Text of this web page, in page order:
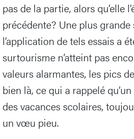
pas de la partie, alors qu’elle
précédente? Une plus
l’application de tels essais a
surtourisme n’atteint pas
valeurs alarmantes, les pics
bien là, ce qui a rappelé
des vacances scolaires,
un vœu pieu.